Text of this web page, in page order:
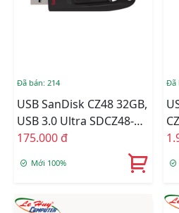
Đã bán: 214
USB SanDisk CZ48 32GB,
USB 3.0 Ultra SDCZ48-
032G-U46
175.000 đ
Mới 100%
Đã